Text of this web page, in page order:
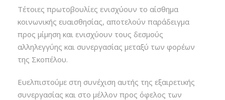
Τέτοιες πρωτοβουλίες ενισχύουν το αίσθημα
κοινωνικής ευαισθησίας, αποτελούν παράδειγμα
προς μίμηση και ενισχύουν τους δεσμούς
αλληλεγγύης και συνεργασίας μεταξύ των φορέων
της Σκοπέλου.
Ευελπιστούμε στη συνέχιση αυτής της εξαιρετικής
συνεργασίας και στο μέλλον προς όφελος των